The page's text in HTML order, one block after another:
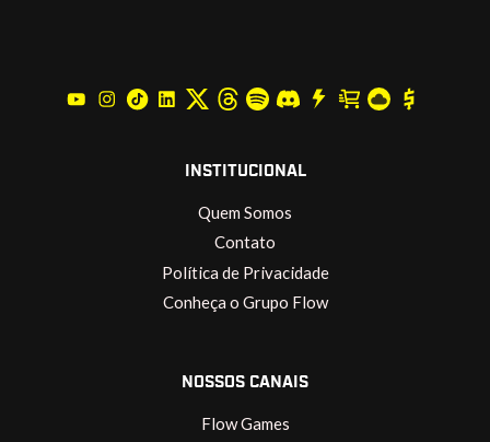
INSTITUCIONAL
Quem Somos
Contato
Política de Privacidade
Conheça o Grupo Flow
NOSSOS CANAIS
Flow Games